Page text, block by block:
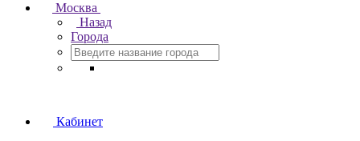
Москва
Назад
Города
Кабинет